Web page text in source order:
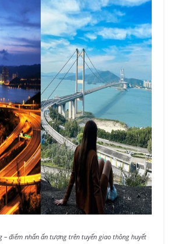
– điểm nhấn ấn tượng trên tuyến giao thông huyết